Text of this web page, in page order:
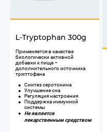
L-Tryptophan 300g
​Применяется в качестве
биологически активной
добавки к пище –
дополнительного источника
триптофана
Синтез серотонина
Улучшение сна
Регуляция настроения
Поддержка иммунной
системы
Не является
лекарственным средством